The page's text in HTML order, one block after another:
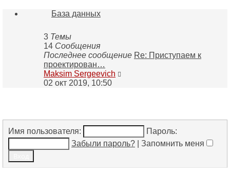
База данных
3 Темы
14 Сообщения
Последнее сообщение Re: Приступаем к
проектирован…
Maksim Sergeevich
02 окт 2019, 10:50
Имя пользователя:
Пароль:
Забыли пароль?
Запомнить меня